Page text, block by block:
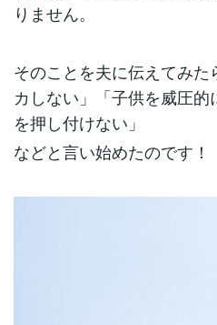
りません。
そのことを夫に伝えてみ
カしない」「子供を威圧
を押し付けない」
などと言い始めたのです！